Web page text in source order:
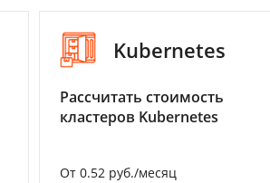
Kubernetes
Рассчитать стоимость
кластеров Kubernetes
От 0.52 руб./месяц